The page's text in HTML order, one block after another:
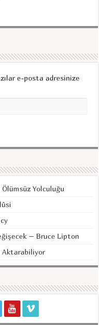
e-posta adresinize
Yolculuğu
– Bruce Lipton
Aktarabiliyor